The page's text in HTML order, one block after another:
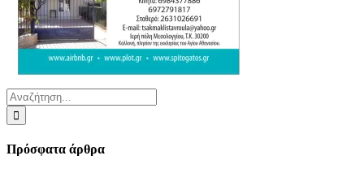
Αναζήτηση
για:
Πρόσφατα άρθρα